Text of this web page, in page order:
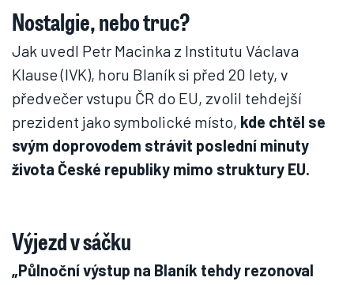
Nostalgie, nebo truc?
Jak uvedl Petr Macinka z Institutu Václava
Klause (IVK), horu Blaník si před 20 lety, v
předvečer vstupu ČR do EU, zvolil tehdejší
prezident jako symbolické místo, kde chtěl se
svým doprovodem strávit poslední minuty
života České republiky mimo struktury EU.
Výjezd v sáčku
„Půlnoční výstup na Blaník tehdy rezonoval